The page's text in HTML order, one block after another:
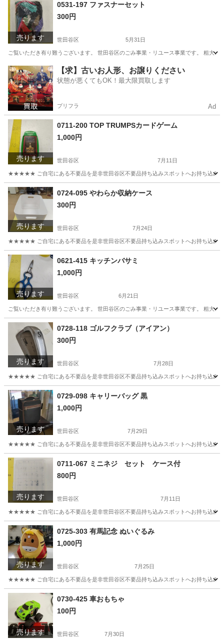
売ります
0531-197 ファスナーセット
300円
世田谷区 5月31日
ご覧いただき有り難うございます。 世⽥⾕区のごみ事業・リユース事業です。 粗
東京 世田谷区 その他 リユース
【求】古いお人形、お譲りください
状態が悪くてもOK！最大限買取します
プリフラ Ad
売ります
0711-200 TOP TRUMPSカードゲーム
1,000円
世田谷区 7月11日
★★★★★ ご自宅にある不要品を是非世田谷区不要品持ち込みスポットへお持ち込みし
東京 世田谷区 カードゲーム スポット
売ります
0724-095 やわらか収納ケース
300円
世田谷区 7月24日
★★★★★ ご自宅にある不要品を是非世田谷区不要品持ち込みスポットへお持ち込みし
東京 世田谷区 スポット
売ります
0621-415 キッチンバサミ
1,000円
世田谷区 6月21日
ご覧いただき有り難うございます。 世⽥⾕区のごみ事業・リユース事業です。 粗
東京 世田谷区 リユース
売ります
0728-118 ゴルフクラブ（アイアン）
300円
世田谷区 7月28日
★★★★★ ご自宅にある不要品を是非世田谷区不要品持ち込みスポットへお持ち込みし
東京 世田谷区 ゴルフクラブ
売ります
0729-098 キャリーバッグ 黒
1,000円
世田谷区 7月29日
★★★★★ ご自宅にある不要品を是非世田谷区不要品持ち込みスポットへお持ち込みし
東京 世田谷区 キャリーバッグ
売ります
0711-067 ミニネジ セット ケース付
800円
世田谷区 7月11日
★★★★★ ご自宅にある不要品を是非世田谷区不要品持ち込みスポットへお持ち込みし
東京 世田谷区 ネジ
売ります
0725-303 有馬記念 ぬいぐるみ
1,000円
世田谷区 7月25日
★★★★★ ご自宅にある不要品を是非世田谷区不要品持ち込みスポットへお持ち込みし
東京 世田谷区 おもちゃ スポット
売ります
0730-425 車おもちゃ
100円
世田谷区 7月30日